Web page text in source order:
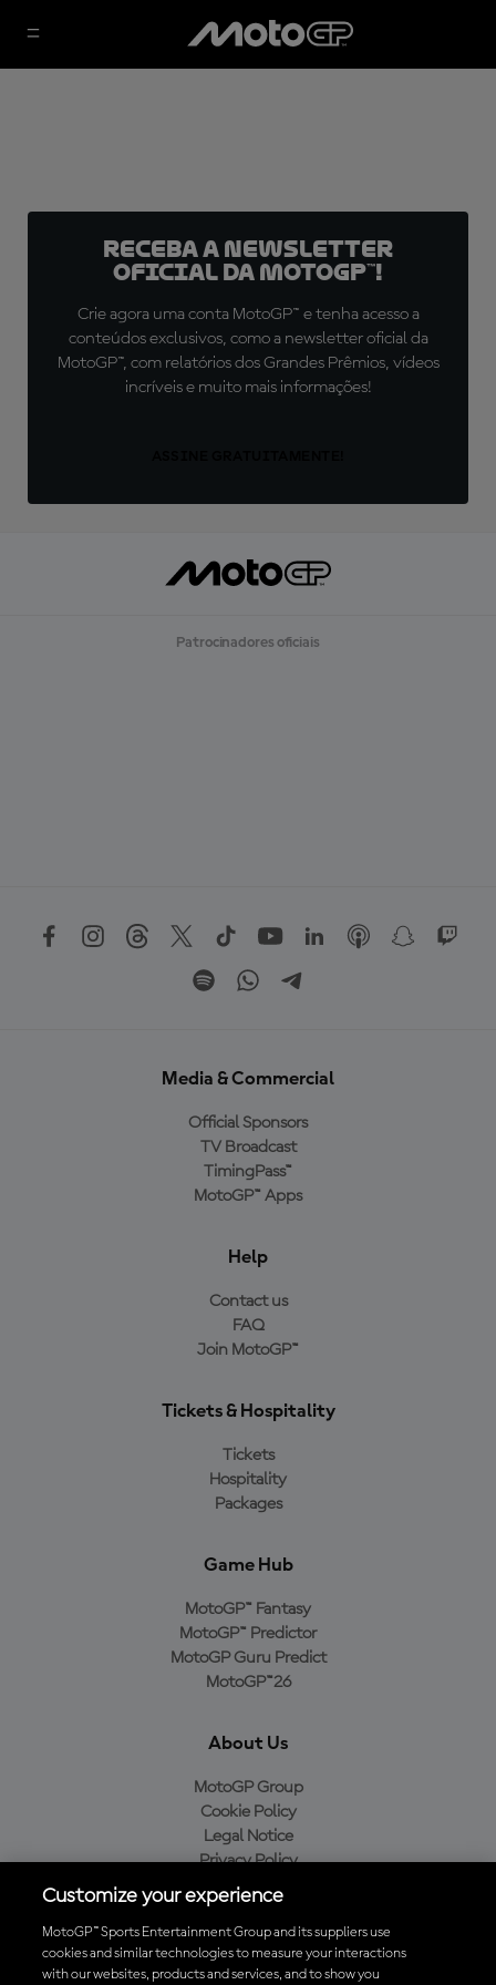
Receba a newsletter
oficial da MotoGP™!
Crie agora uma conta MotoGP™ e tenha acesso a
conteúdos exclusivos, como a newsletter oficial da
MotoGP™, com relatórios dos Grandes Prêmios, vídeos
incríveis e muito mais informações!
Patrocinadores oficiais
Media & Commercial
Official Sponsors
TV Broadcast
TimingPass™
MotoGP™ Apps
Help
Contact us
FAQ
Join MotoGP™
Tickets & Hospitality
Tickets
Hospitality
Packages
Game Hub
MotoGP™ Fantasy
MotoGP™ Predictor
MotoGP Guru Predict
MotoGP™26
About Us
MotoGP Group
Cookie Policy
Legal Notice
Privacy Policy
Purchase Policy
Baixe o aplicativo oficial da MotoGP™
Customize your experience
MotoGP™ Sports Entertainment Group and its suppliers use
cookies and similar technologies to measure your interactions
with our websites, products and services, and to show you